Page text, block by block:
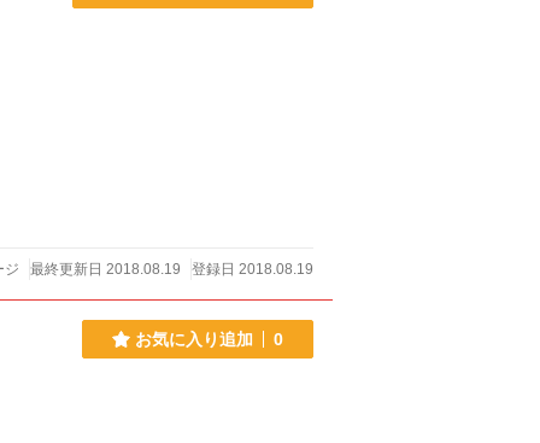
ジ 最終更新日 2018.08.19 登録日 2018.08.19
お気に入り追加 0